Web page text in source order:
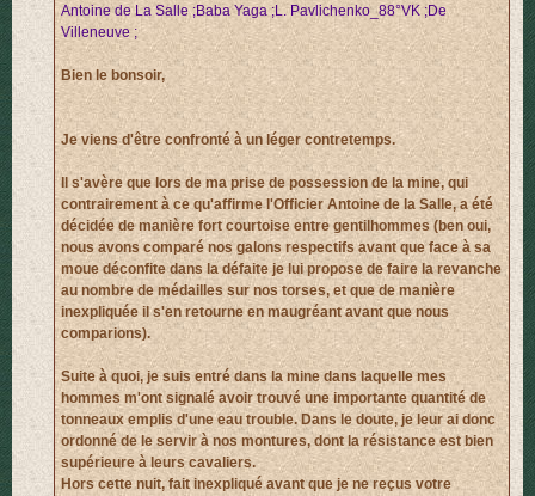
Antoine de La Salle ;Baba Yaga ;L. Pavlichenko_88°VK ;De
Villeneuve ;
Bien le bonsoir,
Je viens d'être confronté à un léger contretemps.
Il s'avère que lors de ma prise de possession de la mine, qui
contrairement à ce qu'affirme l'Officier Antoine de la Salle, a été
décidée de manière fort courtoise entre gentilhommes (ben oui,
nous avons comparé nos galons respectifs avant que face à sa
moue déconfite dans la défaite je lui propose de faire la revanche
au nombre de médailles sur nos torses, et que de manière
inexpliquée il s'en retourne en maugréant avant que nous
comparions).
Suite à quoi, je suis entré dans la mine dans laquelle mes
hommes m'ont signalé avoir trouvé une importante quantité de
tonneaux emplis d'une eau trouble. Dans le doute, je leur ai donc
ordonné de le servir à nos montures, dont la résistance est bien
supérieure à leurs cavaliers.
Hors cette nuit, fait inexpliqué avant que je ne reçus votre